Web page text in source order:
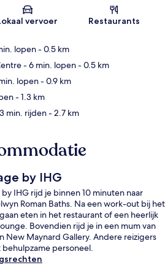
Kaart
vervoer Restaurants
lopen- 0.5 km
- 6 min. lopen- 0.5 km
lopen- 0.9 km
- 1.3 km
min. rijden- 2.7 km
by IHG
IHG rijd je binnen 10 minuten naar
Roman Baths. Na een work-out bij het
eten in het restaurant of een heerlijk
Bovendien rijd je in een mum van
New Maynard Gallery. Andere reizigers
personeel.